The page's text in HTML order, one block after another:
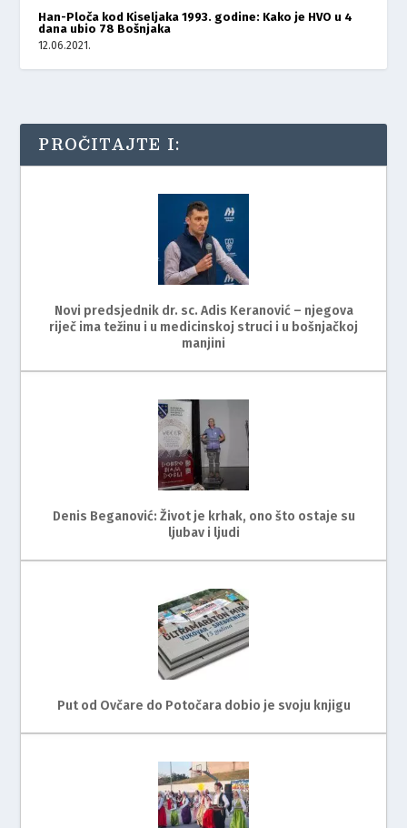
Han-Ploča kod Kiseljaka 1993. godine: Kako je HVO u 4
dana ubio 78 Bošnjaka
12.06.2021.
PROČITAJTE I:
Novi predsjednik dr. sc. Adis Keranović – njegova
riječ ima težinu i u medicinskoj struci i u bošnjačkoj
manjini
Denis Beganović: Život je krhak, ono što ostaje su
ljubav i ljudi
Put od Ovčare do Potočara dobio je svoju knjigu